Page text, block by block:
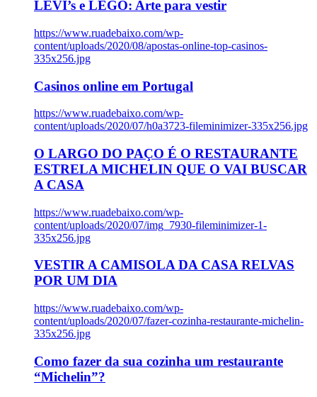
LEVI’s e LEGO: Arte para vestir
https://www.ruadebaixo.com/wp-
content/uploads/2020/08/apostas-online-top-casinos-
335x256.jpg
Casinos online em Portugal
https://www.ruadebaixo.com/wp-
content/uploads/2020/07/h0a3723-fileminimizer-335x256.jpg
O LARGO DO PAÇO É O RESTAURANTE
ESTRELA MICHELIN QUE O VAI BUSCAR
A CASA
https://www.ruadebaixo.com/wp-
content/uploads/2020/07/img_7930-fileminimizer-1-
335x256.jpg
VESTIR A CAMISOLA DA CASA RELVAS
POR UM DIA
https://www.ruadebaixo.com/wp-
content/uploads/2020/07/fazer-cozinha-restaurante-michelin-
335x256.jpg
Como fazer da sua cozinha um restaurante
“Michelin”?